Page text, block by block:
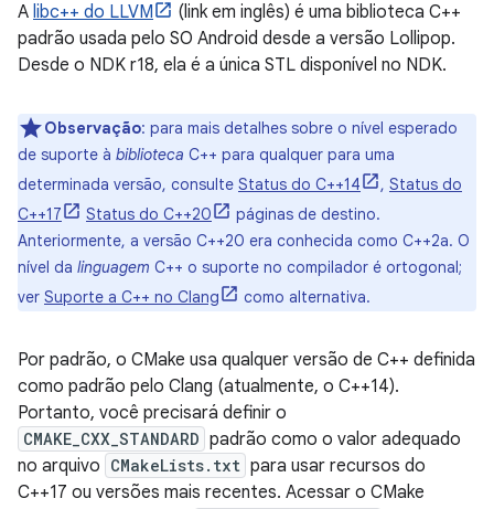
A libc++ do LLVM
(link em inglês) é uma biblioteca C++
padrão usada pelo SO Android desde a versão Lollipop.
Desde o NDK r18, ela é a única STL disponível no NDK.
Observação: para mais detalhes sobre o nível esperado
de suporte à biblioteca C++ para qualquer para uma
determinada versão, consulte Status do C++14 , Status do
C++17
Status do C++20
páginas de destino.
Anteriormente, a versão C++20 era conhecida como C++2a. O
nível da linguagem C++ o suporte no compilador é ortogonal;
ver Suporte a C++ no Clang como alternativa.
Por padrão, o CMake usa qualquer versão de C++ definida
como padrão pelo Clang (atualmente, o C++14).
Portanto, você precisará definir o
CMAKE_CXX_STANDARD padrão como o valor adequado
no arquivo CMakeLists.txt para usar recursos do
C++17 ou versões mais recentes. Acessar o CMake